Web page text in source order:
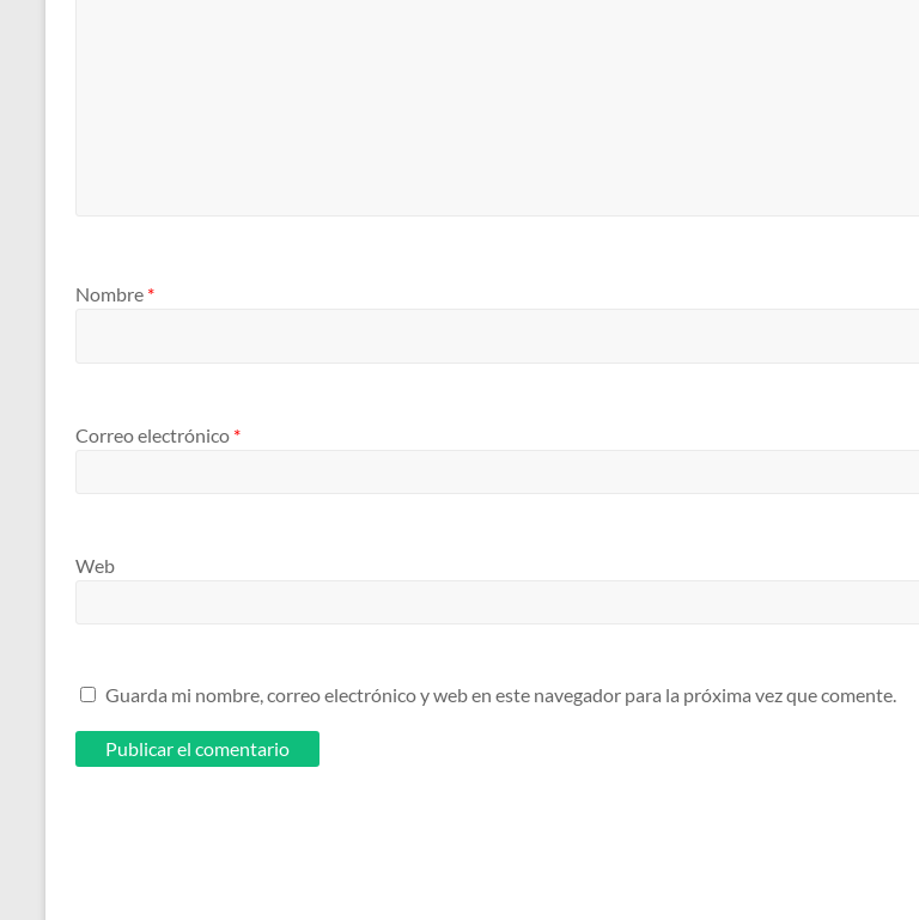
Nombre *
Correo electrónico *
Web
Guarda mi nombre, correo electrónico y web en este navegador para la próxima vez que comente.